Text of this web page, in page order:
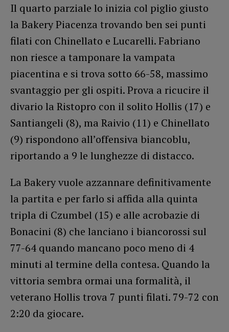
Il quarto parziale lo inizia col piglio giusto
la Bakery Piacenza trovando ben sei punti
filati con Chinellato e Lucarelli. Fabriano
non riesce a tamponare la vampata
piacentina e si trova sotto 66-58, massimo
svantaggio per gli ospiti. Prova a ricucire il
divario la Ristopro con il solito Hollis (17) e
Santiangeli (8), ma Raivio (11) e Chinellato
(9) rispondono all’offensiva biancoblu,
riportando a 9 le lunghezze di distacco.
La Bakery vuole azzannare definitivamente
la partita e per farlo si affida alla quinta
tripla di Czumbel (15) e alle acrobazie di
Bonacini (8) che lanciano i biancorossi sul
77-64 quando mancano poco meno di 4
minuti al termine della contesa. Quando la
vittoria sembra ormai una formalità, il
veterano Hollis trova 7 punti filati. 79-72 con
2:20 da giocare.